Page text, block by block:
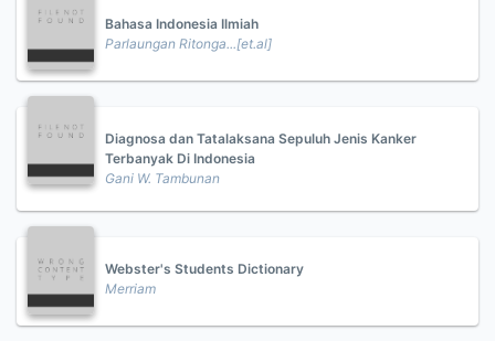
Bahasa Indonesia Ilmiah
Parlaungan Ritonga...[et.al]
Diagnosa dan Tatalaksana Sepuluh Jenis Kanker
Terbanyak Di Indonesia
Gani W. Tambunan
Webster's Students Dictionary
Merriam